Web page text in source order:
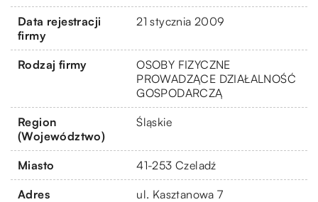
Data rejestracji
firmy
21 stycznia 2009
Rodzaj firmy
OSOBY FIZYCZNE
PROWADZĄCE DZIAŁALNOŚĆ
GOSPODARCZĄ
Region
(Województwo)
Śląskie
Miasto 41-253 Czeladź
Adres ul. Kasztanowa 7